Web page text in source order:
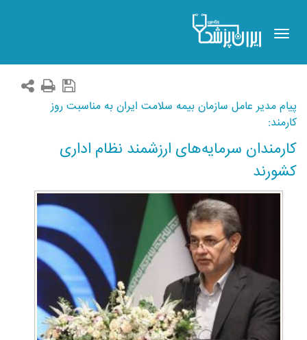
Toggle
navigation
پیام مدیر عامل سازمان بیمه سلامت ایران به مناسبت روز
کارمند:
کارمندان سرمایه‌های ارزشمند نظام اداری
کشورند